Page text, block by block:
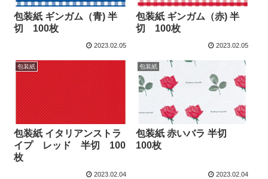
包装紙 ギンガム（青) 半
切 100枚
2023.02.05
包装紙 ギンガム（赤) 半
切 100枚
2023.02.05
包装紙
包装紙 イタリアンストラ
イプ レッド 半切 100
枚
2023.02.04
包装紙
包装紙 赤いバラ 半切
100枚
2023.02.04